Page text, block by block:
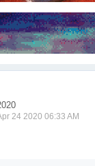
24 2020 06:33 AM